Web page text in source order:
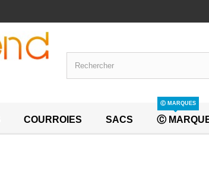
COURROIES SACS Ⓒ
Ⓒ MARQUES